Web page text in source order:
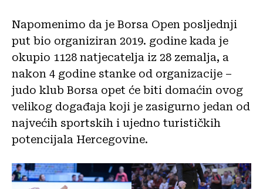
Napomenimo da je Borsa Open posljednji
put bio organiziran 2019. godine kada je
okupio 1128 natjecatelja iz 28 zemalja, a
nakon 4 godine stanke od organizacije –
judo klub Borsa opet će biti domaćin ovog
velikog događaja koji je zasigurno jedan od
najvećih sportskih i ujedno turističkih
potencijala Hercegovine.